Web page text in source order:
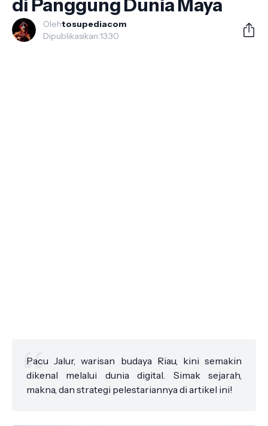
di Panggung Dunia Maya
Olehtosupediacom
Dipublikasikan:13.30
Pacu Jalur, warisan budaya Riau, kini semakin
dikenal melalui dunia digital. Simak sejarah,
makna, dan strategi pelestariannya di artikel ini!